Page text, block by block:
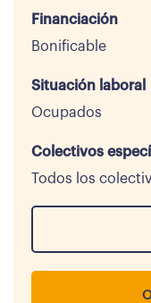
Financiación
Bonificable
Situación laboral
Ocupados
Colectivos
Todos los